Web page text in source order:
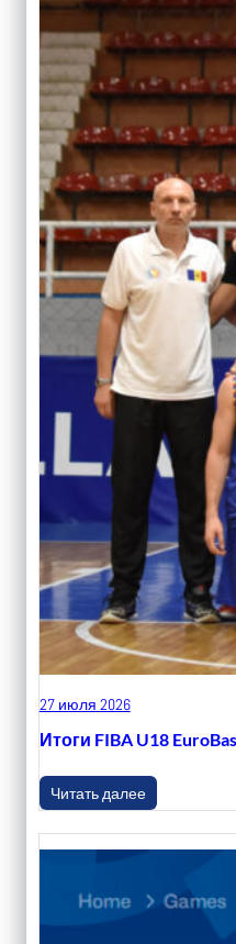
27 июля 2026
Итоги FIBA U18
Читать далее